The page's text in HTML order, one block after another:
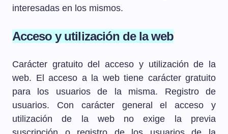
interesadas en los mismos.
Acceso y utilización de la web
Carácter gratuito del acceso y utilización de la
web. El acceso a la web tiene carácter gratuito
para los usuarios de la misma. Registro de
usuarios. Con carácter general el acceso y
utilización de la web no exige la previa